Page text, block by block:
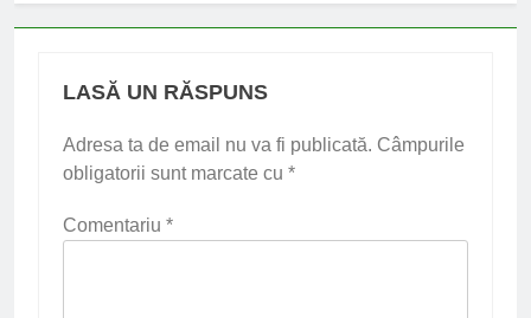
LASĂ UN RĂSPUNS
Adresa ta de email nu va fi publicată. Câmpurile
obligatorii sunt marcate cu *
Comentariu *